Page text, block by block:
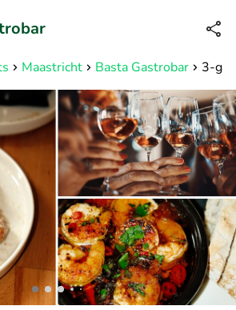
Erreichbar bis 23:00 Uhr (max
0,09€/Min)
Maastricht Basta Gastrobar 3-